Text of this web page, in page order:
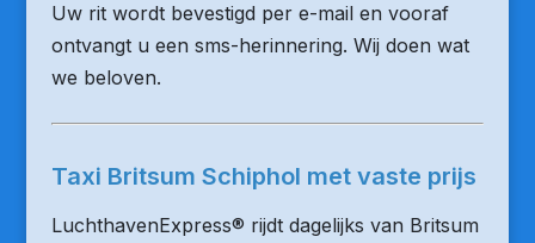
Uw rit wordt bevestigd per e-mail en vooraf
ontvangt u een sms-herinnering. Wij doen wat
we beloven.
Taxi Britsum Schiphol met vaste prijs
LuchthavenExpress® rijdt dagelijks van Britsum